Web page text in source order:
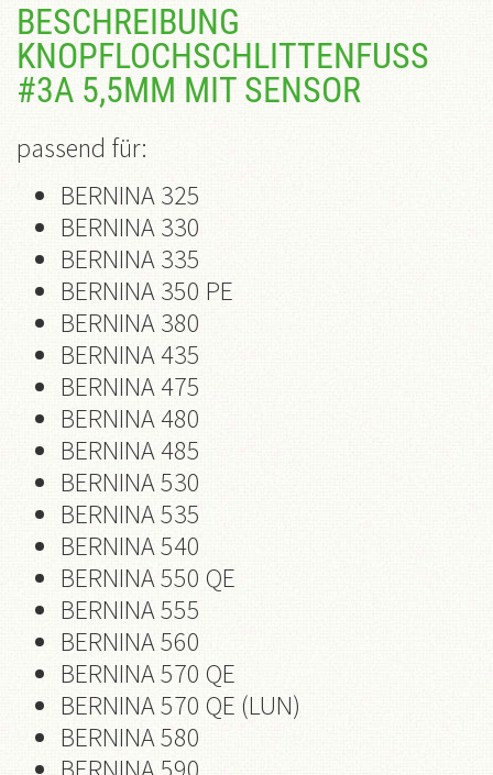
BESCHREIBUNG
KNOPFLOCHSCHLITTENFUSS #
3A 5,5MM MIT SENSOR
passend für:
BERNINA 325
BERNINA 330
BERNINA 335
BERNINA 350 PE
BERNINA 380
BERNINA 435
BERNINA 475
BERNINA 480
BERNINA 485
BERNINA 530
BERNINA 535
BERNINA 540
BERNINA 550 QE
BERNINA 555
BERNINA 560
BERNINA 570 QE
BERNINA 570 QE (LUN)
BERNINA 580